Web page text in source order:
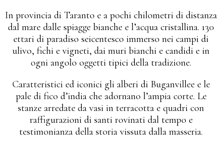
In provincia di Taranto e a pochi chilometri di distanza
dal mare dalle spiagge bianche e l’acqua cristallina. 130
ettari di paradiso seicentesco immerso nei campi di
ulivo, fichi e vigneti, dai muri bianchi e candidi e in
ogni angolo oggetti tipici della tradizione.
Caratteristici ed iconici gli alberi di Buganvillee e le
pale di fico d’india che adornano l’ampia corte. Le
stanze arredate da vasi in terracotta e quadri con
raffigurazioni di santi rovinati dal tempo e
testimonianza della storia vissuta dalla masseria.